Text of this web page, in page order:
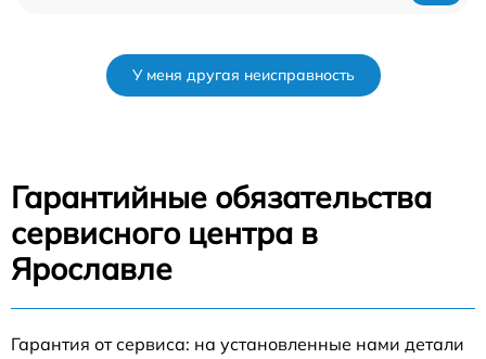
У меня другая неисправность
Гарантийные обязательства
сервисного центра в
Ярославле
Гарантия от сервиса: на установленные нами детали